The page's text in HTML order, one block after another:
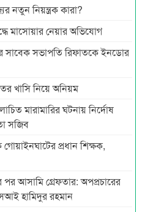
নতুন নিয়ন্ত্রক কারা?
মাসোয়ার নেয়ার অভিযোগ
সাবেক সভাপতি রিফাতকে ইনডোর
খাসি নিয়ে অনিয়ম
মারামারির ঘটনায় নির্দোষ
সজিব
প্রধান শিক্ষক,
পর আসামি গ্রেফতার: অপপ্রচারের
হামিদুর রহমান